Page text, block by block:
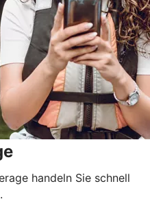
handeln Sie schnell